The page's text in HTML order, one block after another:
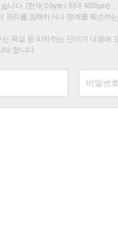
니다. (현재 0 byte / 최대 400byte)
권리를 침해하거나 명예를 훼손하
욕설 등 비하하는 단어가 내용에
제 합니다.